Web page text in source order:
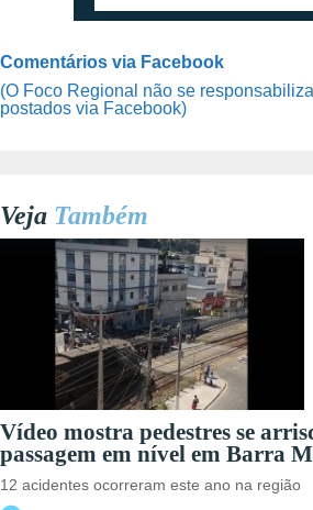
Comentários via Facebook
(O Foco Regional não se
postados via Facebook)
Veja Também
Vídeo mostra pedestres se
passagem em nível em Barra
12 acidentes ocorreram este ano na região